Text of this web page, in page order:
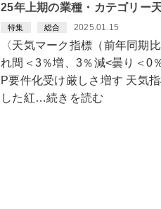
25年上期の業種・カテゴリー
特集 総合 2025.01.15
〈天気マーク指標（前年同期
れ間＜3％増、3％減<曇り＜
P要件化受け厳しさ増す 天気
した紅…続きを読む